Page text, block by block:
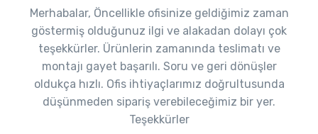
Merhabalar, Öncellikle ofisinize geldiğimiz zaman
göstermiş olduğunuz ilgi ve alakadan dolayı çok
teşekkürler. Ürünlerin zamanında teslimatı ve
montajı gayet başarılı. Soru ve geri dönüşler
oldukça hızlı. Ofis ihtiyaçlarımız doğrultusunda
düşünmeden sipariş verebileceğimiz bir yer.
Teşekkürler